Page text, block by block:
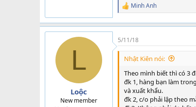
R
a
t
i
Minh Anh
L
Loộc
New member
5/11/18
Nhật Kiên nói:
Theo mình biết thì có 3
đk 1, hàng bạn làm
và xuất khẩu.
đk 2, c/o phải lập theo